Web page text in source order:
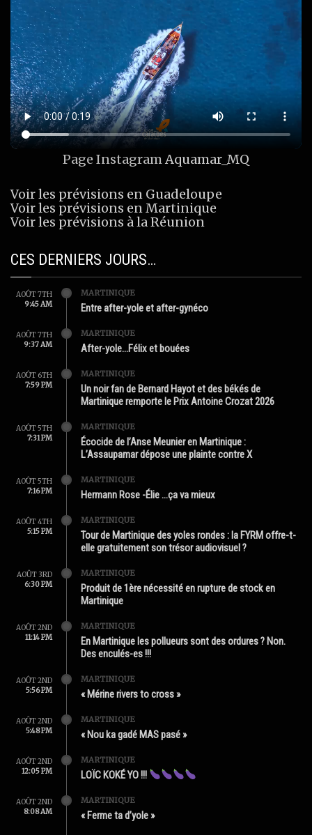
Page Instagram Aquamar_MQ
Voir les prévisions en Guadeloupe
Voir les prévisions en Martinique
Voir les prévisions à la Réunion
CES DERNIERS JOURS…
AOÛT 7TH
9:45 AM
MARTINIQUE
Entre after-yole et after-gynéco
AOÛT 7TH
9:37 AM
MARTINIQUE
After-yole…Félix et bouées
AOÛT 6TH
7:59 PM
MARTINIQUE
Un noir fan de Bernard Hayot et des békés de
Martinique remporte le Prix Antoine Crozat 2026
AOÛT 5TH
7:31 PM
MARTINIQUE
Écocide de l’Anse Meunier en Martinique :
L’Assaupamar dépose une plainte contre X
AOÛT 5TH
7:16 PM
MARTINIQUE
Hermann Rose -Élie …ça va mieux
AOÛT 4TH
5:15 PM
MARTINIQUE
Tour de Martinique des yoles rondes : la FYRM offre-t-
elle gratuitement son trésor audiovisuel ?
AOÛT 3RD
6:30 PM
MARTINIQUE
Produit de 1ère nécessité en rupture de stock en
Martinique
AOÛT 2ND
11:14 PM
MARTINIQUE
En Martinique les pollueurs sont des ordures ? Non.
Des enculés-es !!!
AOÛT 2ND
5:56 PM
MARTINIQUE
« Mérine rivers to cross »
AOÛT 2ND
5:48 PM
MARTINIQUE
« Nou ka gadé MAS pasé »
AOÛT 2ND
12:05 PM
MARTINIQUE
LOÏC KOKÉ YO !!!
AOÛT 2ND
8:08 AM
MARTINIQUE
« Ferme ta d’yole »